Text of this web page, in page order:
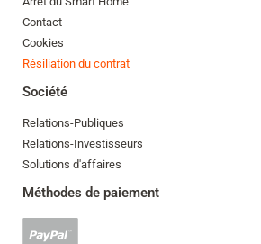
Contact
Cookies
Résiliation du contrat
Société
Relations-Publiques
Relations-Investisseurs
Solutions d'affaires
Méthodes de paiement